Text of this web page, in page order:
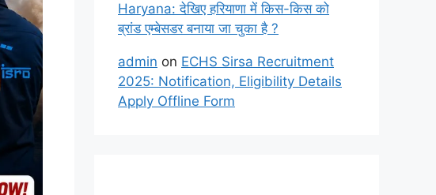
Haryana: देखिए हरियाणा में किस-किस को
ब्रांड एम्बेसडर बनाया जा चुका है ?
admin on ECHS Sirsa Recruitment
2025: Notification, Eligibility Details
Apply Offline Form